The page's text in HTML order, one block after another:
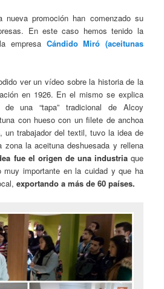
nueva promoción han comenzado su
En este caso hemos tenido la
empresa Cándido Miró (aceitunas
ver un vídeo sobre la historia de la
en 1926. En el mismo se explica
una “tapa” tradicional de Alcoy
con hueso con un filete de anchoa
un trabajador del textil, tuvo la idea de
la aceituna deshuesada y rellena
fue el origen de una industriaque
muy importante en la cuidad y que ha
exportando a más de 60 países.